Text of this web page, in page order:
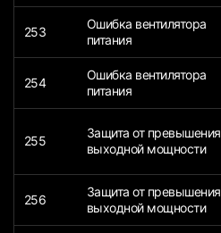
253
Ошибка вентилятора
питания
254
Ошибка вентилятора
питания
255
Защита от превышения
выходной мощности
256
Защита от превышения
выходной мощности